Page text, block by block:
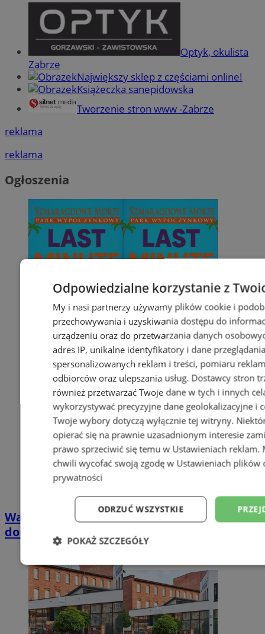
Optyk, okulista
Zabrze
Największy sklep z częściami online!
Książeczka sanepidowska
Tworzenie stron www -Zabrze
reklama
reklama
Ogłoszenia
Wakacyjny wypoczynek nad Bałtykiem w
domkach Szmaragdowe Morze
Odpowiedzialne korzystanie z
My i nasi partnerzy używamy plików cookie i
przechowywania i uzyskiwania dostępu do
urządzeniu oraz do przetwarzania danych
adres IP, unikalne identyfikatory i dane
spersonalizowanych reklam i treści, pomiaru
odbiorców oraz ulepszania usług. Dostawcy stron
również przetwarzać Twoje dane w tych i innych
wykorzystywać precyzyjne dane geolokalizacyjne i
Twoje wybory dotyczą wyłącznie tej witryny.
opierać się na prawnie uzasadnionym interesie
prawo sprzeciwić się temu w Ustawieniach reklam.
chwili wycofać swoją zgodę w Ustawieniach plików
prywatności
ODRZUĆ WSZYSTKIE
POKAŻ SZCZEGÓŁY
Niezbędne Wydajność
Niesklasyfikowane